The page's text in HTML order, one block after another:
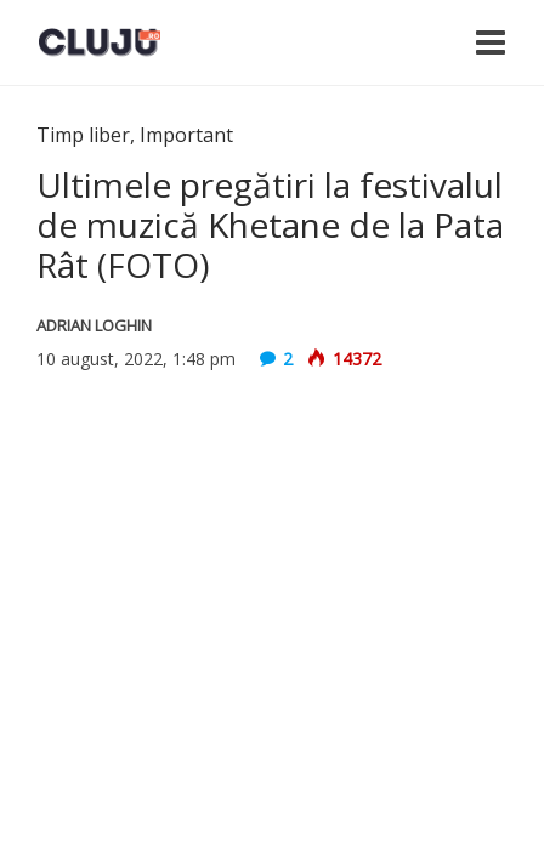
Timp liber, Important
Ultimele pregătiri la festivalul
de muzică Khetane de la Pata
Rât (FOTO)
ADRIAN LOGHIN
10 august, 2022, 1:48 pm 2 14372